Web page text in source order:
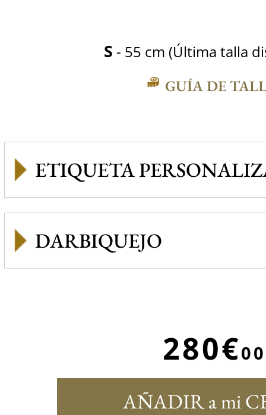
S - 55 cm (Última talla
GUÍA DE
ETIQUETA
DARBIQUEJO
280€00
AÑADIR a mi